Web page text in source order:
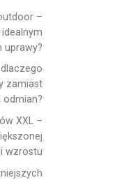
–
uprawy?
zamiast
odmian?
XXL –
wzrostu